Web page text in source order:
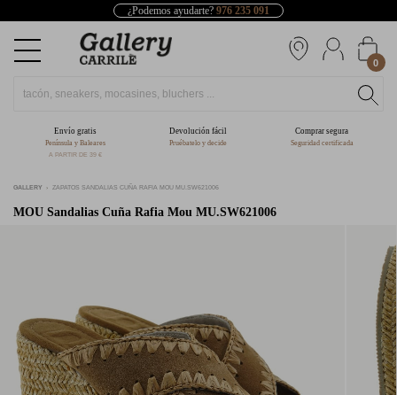
¿Podemos ayudarte? 976 235 091
0
Envío gratis
Península y Baleares
A PARTIR DE 39 €
Devolución fácil
Pruébatelo y decide
Comprar segura
Seguridad certificada
GALLERY ZAPATOS SANDALIAS CUÑA RAFIA MOU MU.SW621006
MOU Sandalias Cuña Rafia Mou MU.SW621006